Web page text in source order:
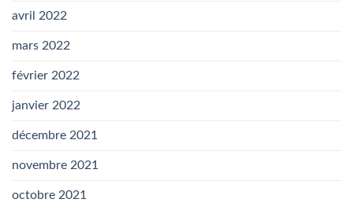
avril 2022
mars 2022
février 2022
janvier 2022
décembre 2021
novembre 2021
octobre 2021